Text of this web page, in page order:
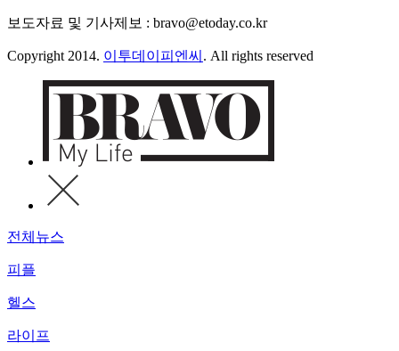
보도자료 및 기사제보 : bravo@etoday.co.kr
Copyright 2014. 이투데이피엔씨 . All rights reserved
전체뉴스
피플
헬스
라이프